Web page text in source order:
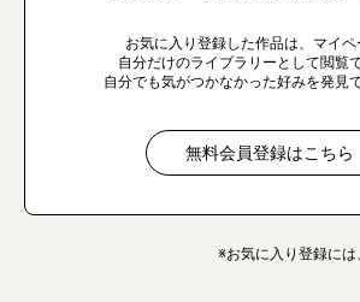
お気に入り登録した作品は、マイペ
自分だけのライブラリーとして閲覧
自分でも気がつかなかった好みを発見
無料会員登録はこちら
※お気に入り登録には